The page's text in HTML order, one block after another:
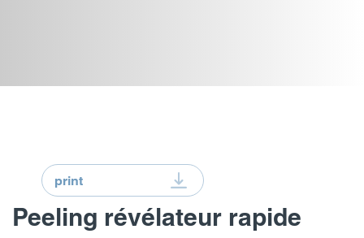
print
Peeling révélateur rapide